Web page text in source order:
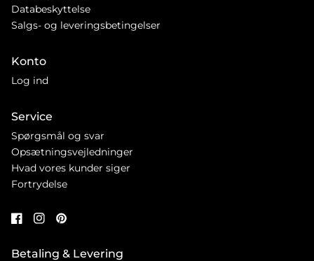
Databeskyttelse
Salgs- og leveringsbetingelser
Konto
Log ind
Service
Spørgsmål og svar
Opsætningsvejledninger
Hvad vores kunder siger
Fortrydelse
Betaling & Levering